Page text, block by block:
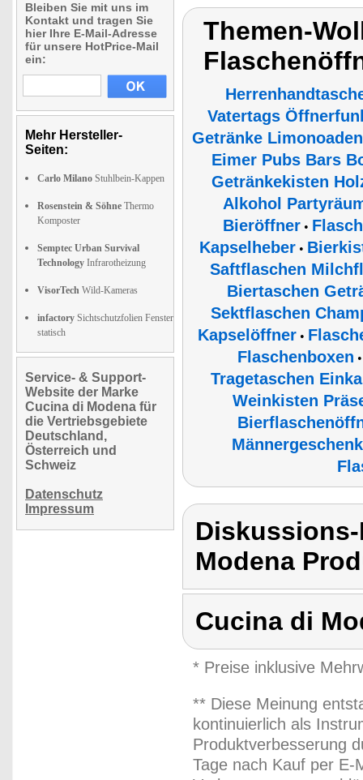
Bleiben Sie mit uns im
Kontakt und tragen Sie
hier Ihre E-Mail-Adresse
für unsere HotPrice-Mail
ein:
Mehr Hersteller-
Seiten:
Carlo Milano Stuhlbein-Kappen
Rosenstein & Söhne Thermo
Komposter
Semptec Urban Survival
Technology Infrarotheizung
VisorTech Wild-Kameras
infactory Sichtschutzfolien Fenster
statisch
Service- & Support-
Website der Marke
Cucina di Modena für
die Vertriebsgebiete
Deutschland,
Österreich und
Schweiz
Datenschutz
Impressum
Themen-
Vatertags
Getränke
Eimer Pubs Bars
Getränkekisten
Alkohol
Bieröffner •
Kapselheber•
Saftflaschen
Biertaschen
Sektflaschen
Kapselöffner•
Flaschenboxen
Tragetaschen
Weinkisten
Modena
Cucina di
* Preise inklusive
** Diese Meinung
kontinuierlich als
Produktverbesserung
Tage nach Kauf per E-